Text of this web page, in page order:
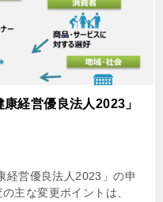
経営優良法人2023」
経営優良法人2023」の申
主な変更ポイントは、